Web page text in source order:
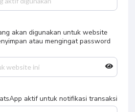
akan digunakan untuk website
atau mengingat password
aktif untuk notifikasi transaksi